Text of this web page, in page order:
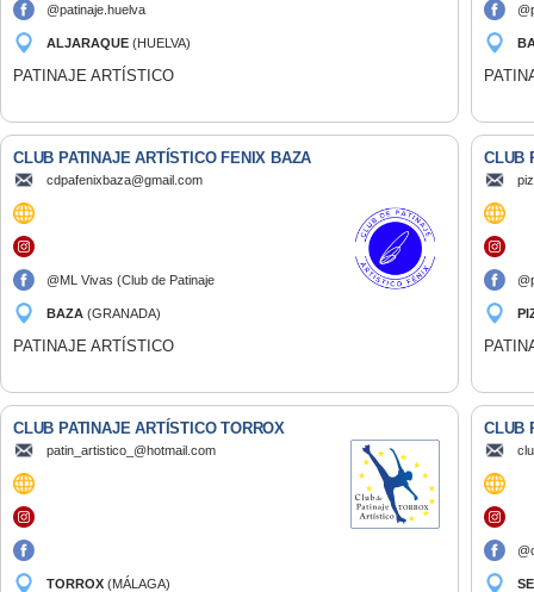
@patinaje.huelva
ALJARAQUE (HUELVA)
PATINAJE ARTÍSTICO
CLUB PATINAJE ARTÍSTICO FENIX BAZA
cdpafenixbaza@gmail.com
@ML Vivas (Club de Patinaje
BAZA (GRANADA)
PATINAJE ARTÍSTICO
CLUB
CLUB PATINAJE ARTÍSTICO TORROX
patin_artistico_@hotmail.com
TORROX (MÁLAGA)
CLUB